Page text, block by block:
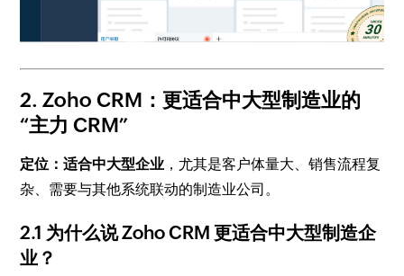
2. Zoho CRM：更适合中大型制造业的
“主力 CRM”
定位：适合中大型企业 ，尤其是客户体量大、销售流程复
杂、需要与其他系统联动的制造业公司。
2.1 为什么说 Zoho CRM 更适合中大型制造企
业？